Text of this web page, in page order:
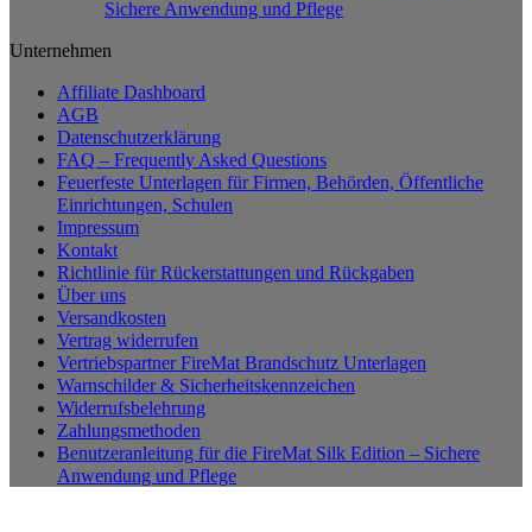
Sichere Anwendung und Pflege
Unternehmen
Affiliate Dashboard
AGB
Datenschutzerklärung
FAQ – Frequently Asked Questions
Feuerfeste Unterlagen für Firmen, Behörden, Öffentliche
Einrichtungen, Schulen
Impressum
Kontakt
Richtlinie für Rückerstattungen und Rückgaben
Über uns
Versandkosten
Vertrag widerrufen
Vertriebspartner FireMat Brandschutz Unterlagen
Warnschilder & Sicherheitskennzeichen
Widerrufsbelehrung
Zahlungsmethoden
Benutzeranleitung für die FireMat Silk Edition – Sichere
Anwendung und Pflege